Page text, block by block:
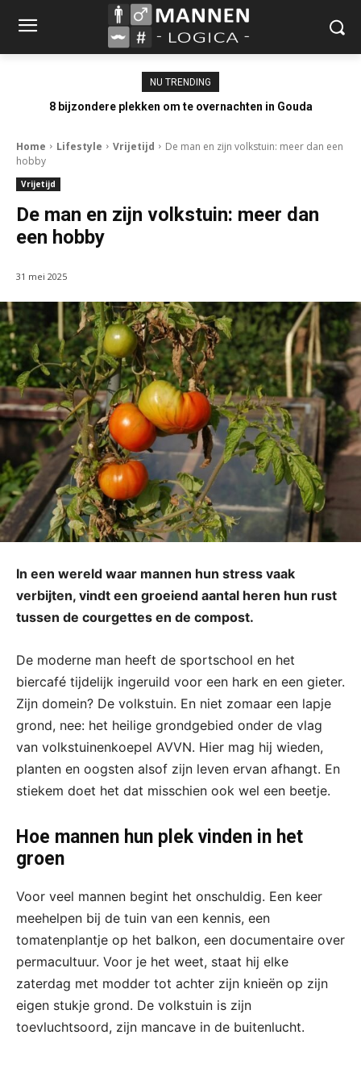
NU TRENDING
8 bijzondere plekken om te overnachten in Gouda
Home Lifestyle Vrijetijd
De man en zijn volkstuin: meer dan een
hobby
Vrijetijd
De man en zijn volkstuin: meer dan
een hobby
31 mei 2025
In een wereld waar mannen hun stress vaak
verbijten, vindt een groeiend aantal heren hun rust
tussen de courgettes en de compost.
De moderne man heeft de sportschool en het
biercafé tijdelijk ingeruild voor een hark en een gieter.
Zijn domein? De volkstuin. En niet zomaar een lapje
grond, nee: het heilige grondgebied onder de vlag
van volkstuinenkoepel AVVN. Hier mag hij wieden,
planten en oogsten alsof zijn leven ervan afhangt. En
stiekem doet het dat misschien ook wel een beetje.
Hoe mannen hun plek vinden in het
groen
Voor veel mannen begint het onschuldig. Een keer
meehelpen bij de tuin van een kennis, een
tomatenplantje op het balkon, een documentaire over
permacultuur. Voor je het weet, staat hij elke
zaterdag met modder tot achter zijn knieën op zijn
eigen stukje grond. De volkstuin is zijn
toevluchtsoord, zijn mancave in de buitenlucht.